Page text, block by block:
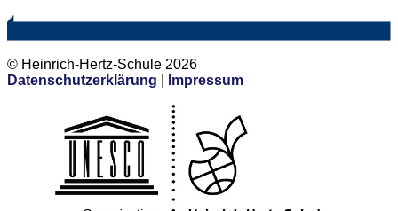
© Heinrich-Hertz-Schule 2026
Datenschutzerklärung
Impressum